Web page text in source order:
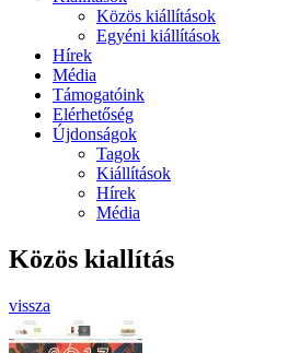
Közös kiállítások
Egyéni kiállítások
Hírek
Média
Támogatóink
Elérhetőség
Újdonságok
Tagok
Kiállítások
Hírek
Média
Közös kiallítás
vissza